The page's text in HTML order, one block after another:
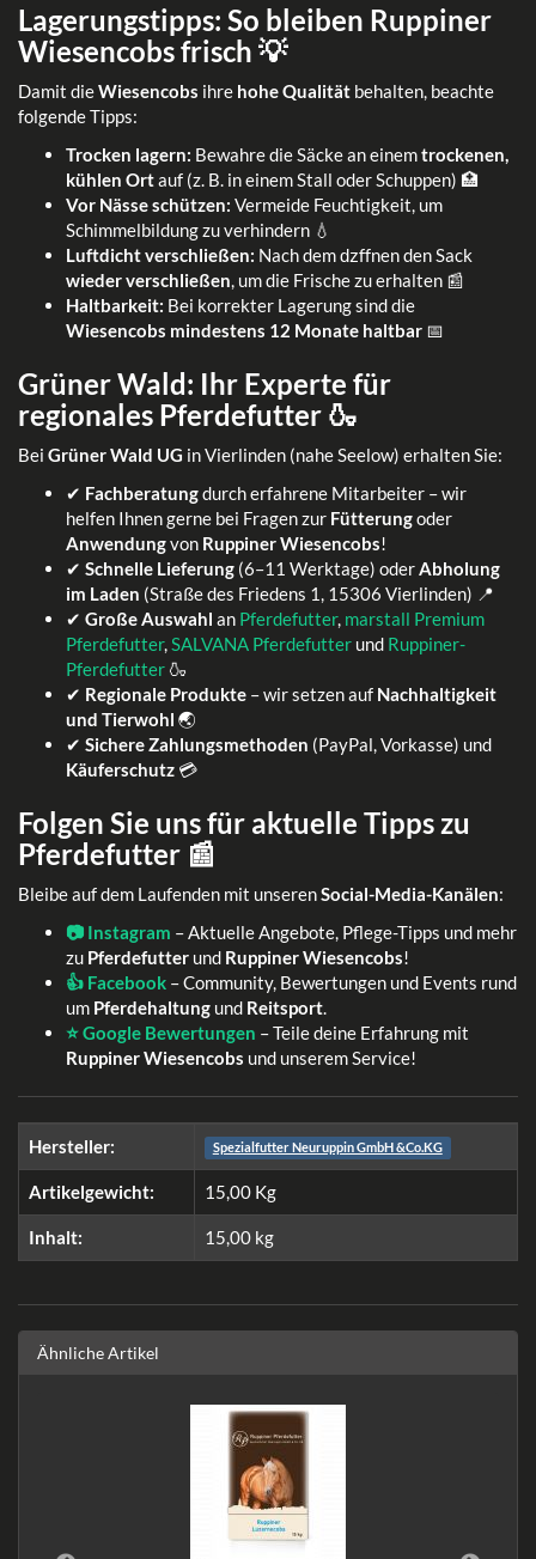
Lagerungstipps: So bleiben Ruppiner
Wiesencobs frisch 💡
Damit dieWiesencobs ihre hohe Qualität behalten, beachte
folgende Tipps:
Trocken lagern: Bewahre die Säcke an einemtrockenen,
kühlen Ortauf (z. B. in einem Stall oder Schuppen) 🏥
Vor Nässe schützen: Vermeide Feuchtigkeit, um
Schimmelbildung zu verhindern 💧
Luftdicht verschließen: Nach dem ǳffnen den Sack
wieder verschließen , um die Frische zu erhalten 📰
Haltbarkeit: Bei korrekter Lagerung sind die
Wiesencobs mindestens 12 Monate haltbar 📅
Grüner Wald: Ihr Experte für
regionales Pferdefutter 🍶
Bei Grüner Wald UG in Vierlinden (nahe Seelow) erhalten Sie:
✔ Fachberatungdurch erfahrene Mitarbeiter – wir
helfen Ihnen gerne bei Fragen zur Fütterungoder
Anwendungvon Ruppiner Wiesencobs!
✔ Schnelle Lieferung (6–11 Werktage) oder Abholung
im Laden (Straße des Friedens 1, 15306 Vierlinden) 📍
✔ Große Auswahl an Pferdefutter, marstall Premium
Pferdefutter, SALVANA Pferdefutter und Ruppiner-
Pferdefutter 🍶
✔ Regionale Produkte – wir setzen auf Nachhaltigkeit
und Tierwohl 🌏
✔ Sichere Zahlungsmethoden (PayPal, Vorkasse) und
Käuferschutz 💳
Folgen Sie uns für aktuelle Tipps zu
Pferdefutter 📰
Bleibe auf dem Laufenden mit unserenSocial-Media-Kanälen:
📷 Instagram – Aktuelle Angebote, Pflege-Tipps und mehr
zu Pferdefutter und Ruppiner Wiesencobs!
👍 Facebook – Community, Bewertungen und Events rund
um Pferdehaltung und Reitsport
⭐ Google Bewertungen – Teile deine Erfahrung mit
Ruppiner Wiesencobs und unserem Service!
Hersteller: Spezialfutter Neuruppin GmbH &Co.KG
Artikelgewicht: 15,00 Kg
Inhalt: 15,00 kg
Ähnliche Artikel